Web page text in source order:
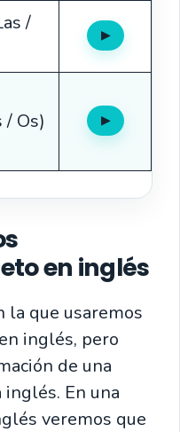
/
▶Oír
/ Os) ▶Oír
en inglés
la que usaremos
inglés, pero
de una
En una
veremos que